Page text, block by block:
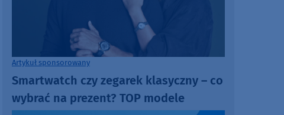
Artykuł sponsorowany
Smartwatch czy zegarek klasyczny – co
wybrać na prezent? TOP modele